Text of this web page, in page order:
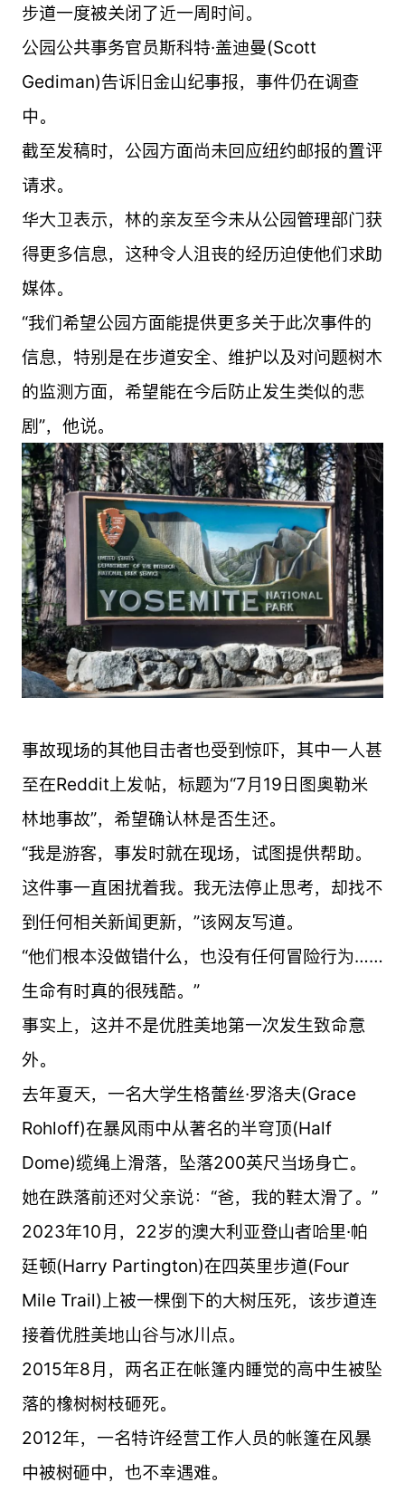
步道一度被关闭了近一周时间。
公园公共事务官员斯科特·盖迪曼(Scott
Gediman)告诉旧金山纪事报，事件仍在调查
中。
截至发稿时，公园方面尚未回应纽约邮报的置评
请求。
华大卫表示，林的亲友至今未从公园管理部门获
得更多信息，这种令人沮丧的经历迫使他们求助
媒体。
“我们希望公园方面能提供更多关于此次事件的
信息，特别是在步道安全、维护以及对问题树木
的监测方面，希望能在今后防止发生类似的悲
剧”，他说。
事故现场的其他目击者也受到惊吓，其中一人甚
至在Reddit上发帖，标题为“7月19日图奥勒米
林地事故”，希望确认林是否生还。
“我是游客，事发时就在现场，试图提供帮助。
这件事一直困扰着我。我无法停止思考，却找不
到任何相关新闻更新，”该网友写道。
“他们根本没做错什么，也没有任何冒险行为……
生命有时真的很残酷。”
事实上，这并不是优胜美地第一次发生致命意
外。
去年夏天，一名大学生格蕾丝·罗洛夫(Grace
Rohloff)在暴风雨中从著名的半穹顶(Half
Dome)缆绳上滑落，坠落200英尺当场身亡。
她在跌落前还对父亲说：“爸，我的鞋太滑了。”
2023年10月，22岁的澳大利亚登山者哈里·帕
廷顿(Harry Partington)在四英里步道(Four
Mile Trail)上被一棵倒下的大树压死，该步道连
接着优胜美地山谷与冰川点。
2015年8月，两名正在帐篷内睡觉的高中生被坠
落的橡树树枝砸死。
2012年，一名特许经营工作人员的帐篷在风暴
中被树砸中，也不幸遇难。